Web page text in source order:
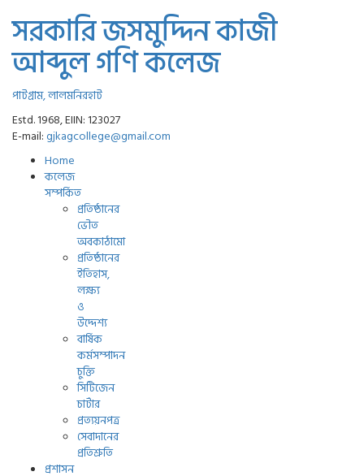
সরকারি জসমুদ্দিন কাজী
আব্দুল গণি কলেজ
পাটগ্রাম, লালমনিরহাট
Estd. 1968, EIIN: 123027
E-mail:gjkagcollege@gmail.com
Home
কলেজ
সম্পর্কিত
প্রতিষ্ঠানের
ভৌত
অবকাঠামো
প্রতিষ্ঠানের
ইতিহাস,
লক্ষ্য
ও
উদ্দেশ্য
বার্ষিক
কর্মসম্পাদন
চুক্তি
সিটিজেন
চার্টার
প্রত্যয়নপত্র
সেবাদানের
প্রতিশ্রুতি
প্রশাসন